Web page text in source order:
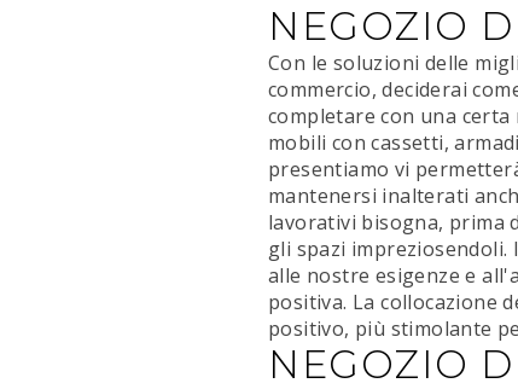
NEGOZIO
Con le soluzioni delle
commercio, deciderai
completare con una
mobili con cassetti,
presentiamo vi
mantenersi inalterati
lavorativi bisogna, prima
gli spazi
alle nostre esigenze e
positiva. La collocazione
positivo, più stimolante
NEGOZIO